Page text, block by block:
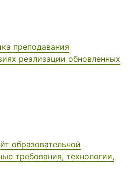
преподавания
реализации обновленных
образовательной
требования, технологии,